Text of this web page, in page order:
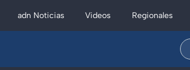
adn Noticias Videos Regionales